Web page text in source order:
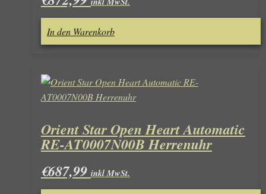
In den Warenkorb
Orient Star Open Heart Automatic
RE-AT0007N00B Herrenuhr
€687,99 inkl MwSt.